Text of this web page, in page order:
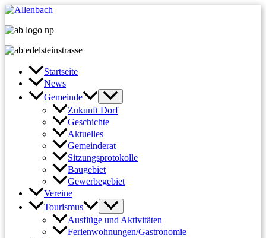
Zum
springen
Startseite
News
Gemeinde
Zukunft Dorf
Geschichte
Aktuelles
Gemeinderat
Sitzungsprotokolle
Baugebiet
Gewerbegebiet
Vereine
Tourismus
Ausflüge und Aktivitäten
Ferienwohnungen/Gastronomie